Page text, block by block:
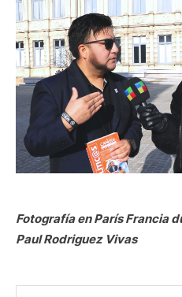
Fotografía en París Francia
Paul Rodriguez Vivas